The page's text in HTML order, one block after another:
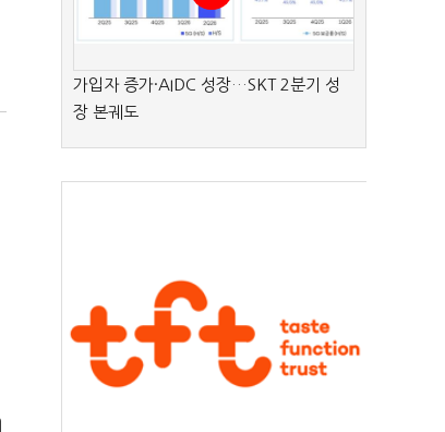
가입자 증가·AIDC 성장…SKT 2분기 성
장 본궤도